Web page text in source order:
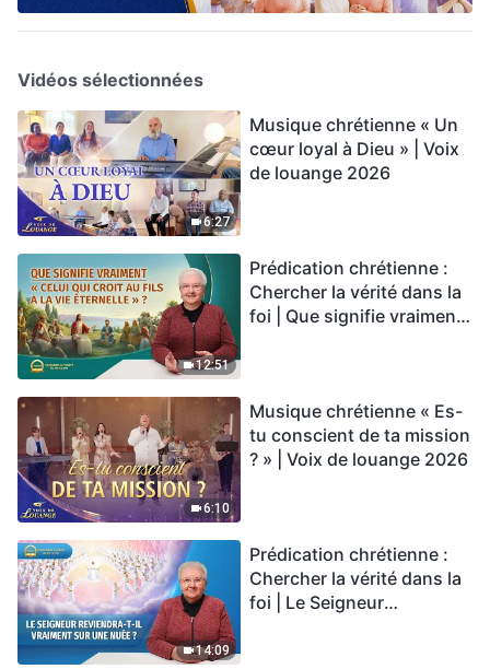
Vidéos sélectionnées
6:27
Musique chrétienne « Un
cœur loyal à Dieu » | Voix
de louange 2026
12:51
Prédication chrétienne :
Chercher la vérité dans la
foi | Que signifie vraiment
6:10
Musique chrétienne « Es-
tu conscient de ta mission
? » | Voix de louange 2026
14:09
Prédication chrétienne :
Chercher la vérité dans la
foi | Le Seigneur